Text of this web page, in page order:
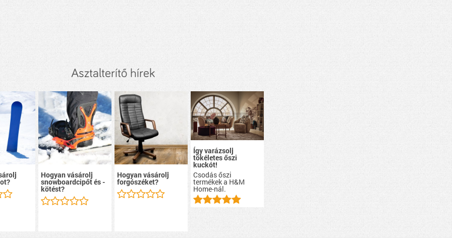
Asztalterítő hírek
Hogyan vásárolj
snowboardcipőt és -
kötést?
Hogyan vásárolj
forgószéket?
Így varázsolj
tökéletes őszi
kuckót!
Csodás őszi
termékek a H&M
Home-nál.